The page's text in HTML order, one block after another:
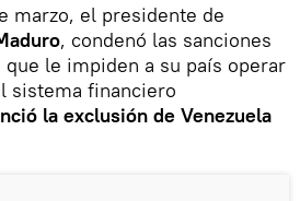
marzo, el presidente de
, condenó las sanciones
que le impiden a su país operar
sistema financiero
la exclusión de Venezuela